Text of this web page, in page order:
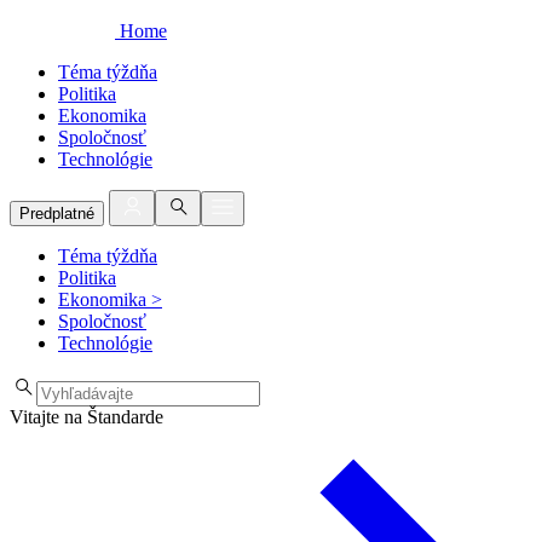
Home
Téma týždňa
Politika
Ekonomika
Spoločnosť
Technológie
Predplatné
Téma týždňa
Politika
Ekonomika >
Spoločnosť
Technológie
Vitajte na Štandarde